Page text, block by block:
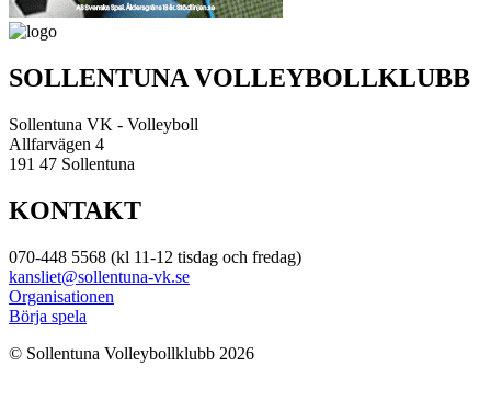
SOLLENTUNA VOLLEYBOLLKLUBB
Sollentuna VK - Volleyboll
Allfarvägen 4
191 47 Sollentuna
KONTAKT
070-448 5568 (kl 11-12 tisdag och fredag)
kansliet@sollentuna-vk.se
Organisationen
Börja spela
© Sollentuna Volleybollklubb 2026